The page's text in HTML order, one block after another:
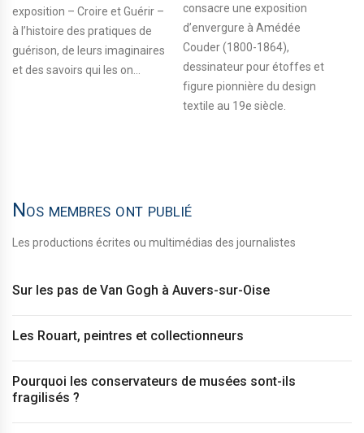
exposition – Croire et Guérir –
à l’histoire des pratiques de
guérison, de leurs imaginaires
et des savoirs qui les on...
consacre une exposition
d’envergure à Amédée
Couder (1800-1864),
dessinateur pour étoffes et
figure pionnière du design
textile au 19e siècle.
Nos membres ont publié
Les productions écrites ou multimédias des journalistes
Sur les pas de Van Gogh à Auvers-sur-Oise
Les Rouart, peintres et collectionneurs
Pourquoi les conservateurs de musées sont-ils
fragilisés ?